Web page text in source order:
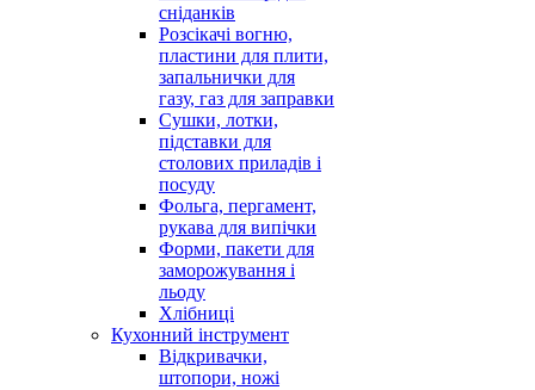
сніданків
Розсікачі вогню,
пластини для плити,
запальнички для
газу, газ для заправки
Сушки, лотки,
підставки для
столових приладів і
посуду
Фольга, пергамент,
рукава для випічки
Форми, пакети для
заморожування і
льоду
Хлібниці
Кухонний інструмент
Відкривачки,
штопори, ножі